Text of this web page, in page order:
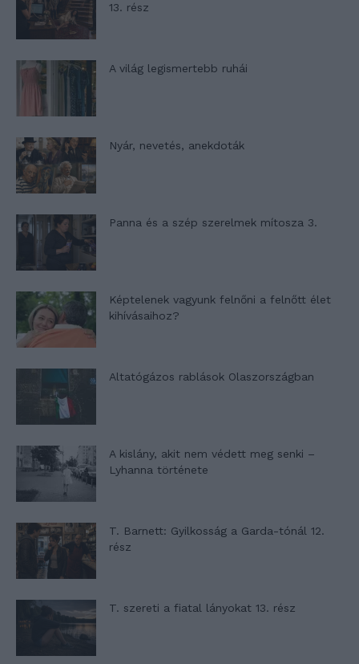
13. rész
A világ legismertebb ruhái
Nyár, nevetés, anekdoták
Panna és a szép szerelmek mítosza 3.
Képtelenek vagyunk felnőni a felnőtt élet
kihívásaihoz?
Altatógázos rablások Olaszországban
A kislány, akit nem védett meg senki –
Lyhanna története
T. Barnett: Gyilkosság a Garda-tónál 12.
rész
T. szereti a fiatal lányokat 13. rész